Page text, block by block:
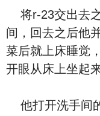
将r-23交出去
间，回去之后他
菜后就上床睡觉
开眼从床上坐起
他打开洗手间